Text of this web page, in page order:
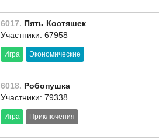
6017. Пять Костяшек
Участники: 67958
Игра Экономические
6018. Робопушка
Участники: 79338
Игра Приключения